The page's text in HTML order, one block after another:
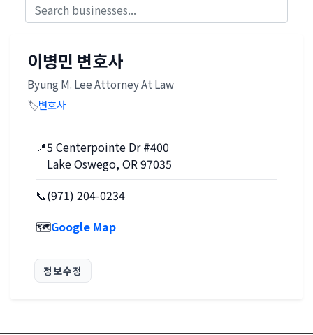
이병민 변호사
Byung M. Lee Attorney At Law
🏷️변호사
📍5 Centerpointe Dr #400
Lake Oswego, OR 97035
📞(971) 204-0234
🗺️Google Map
정보수정